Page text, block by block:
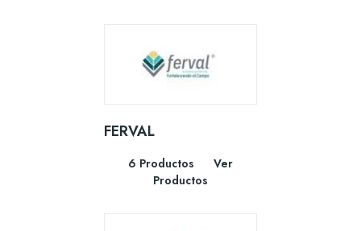
FERVAL
6 Productos
Ver
Productos